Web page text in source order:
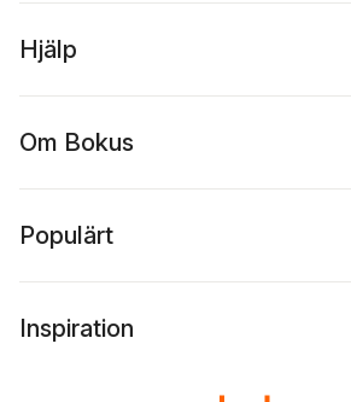
Hjälp
Om Bokus
Populärt
Inspiration